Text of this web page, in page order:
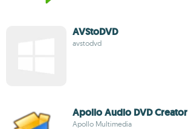
AVStoDVD
avstodvd
Apollo Audio DVD Creator
Apollo Multimedia